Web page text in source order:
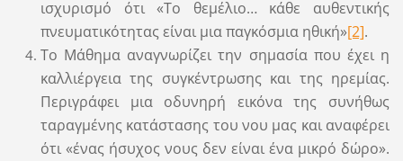
ισχυρισμό ότι «Το θεμέλιο… κάθε αυθεντικής
πνευματικότητας είναι μια παγκόσμια ηθική»[2].
Το Μάθημα αναγνωρίζει την σημασία που έχει η
καλλιέργεια της συγκέντρωσης και της ηρεμίας.
Περιγράφει μια οδυνηρή εικόνα της συνήθως
ταραγμένης κατάστασης του νου μας και αναφέρει
ότι «ένας ήσυχος νους δεν είναι ένα μικρό δώρο».